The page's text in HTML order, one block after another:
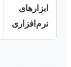
ابزارهای
نرم‌افزاری